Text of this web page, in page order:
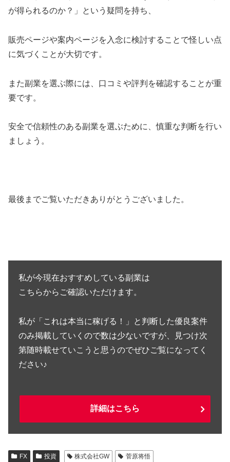
が得られるのか？」という疑問を持ち、
販売ページや案内ページを入念に検討することで怪しい点
に気づくことが大切です。
また副業を選ぶ際には、口コミや評判を確認することが重
要です。
安全で信頼性のある副業を選ぶために、慎重な判断を行い
ましょう。
最後までご覧いただきありがとうございました。
私が今現在おすすめしている副業は
こちらからご確認いただけます。
私が「これは本当に稼げる！」と判断した優良案件
のみ掲載していくので数は少ないですが、見つけ次
第随時載せていこうと思うのでぜひご覧になってく
ださい♪
詳細はこちら
FX 投資 株式会社GW 菅原将悟